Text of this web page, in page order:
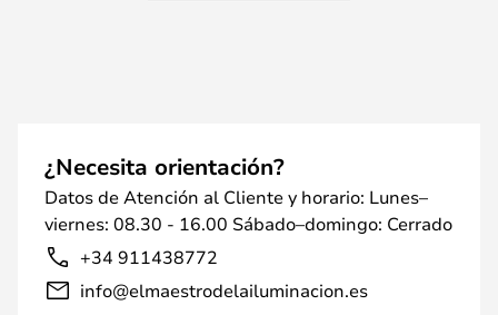
¿Necesita orientación?
Datos de Atención al Cliente y horario: Lunes–
viernes: 08.30 - 16.00 Sábado–domingo: Cerrado
+34 911438772
info@elmaestrodelailuminacion.es